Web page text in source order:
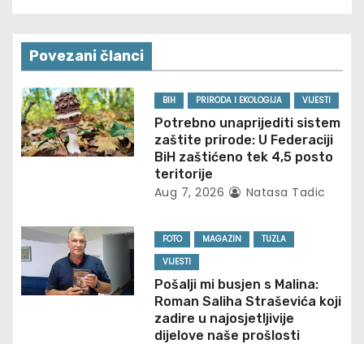
a
v
i
g
t
i
o
Povezani članci
BIH PRIRODA I EKOLOGIJA VIJESTI
Potrebno unaprijediti sistem
zaštite prirode: U Federaciji
BiH zaštićeno tek 4,5 posto
teritorije
Aug 7, 2026 Natasa Tadic
FOTO MAGAZIN
TUZLA
VIJESTI
Pošalji mi busjen s Malina:
Roman Saliha Straševića koji
zadire u najosjetljivije
dijelove naše prošlosti